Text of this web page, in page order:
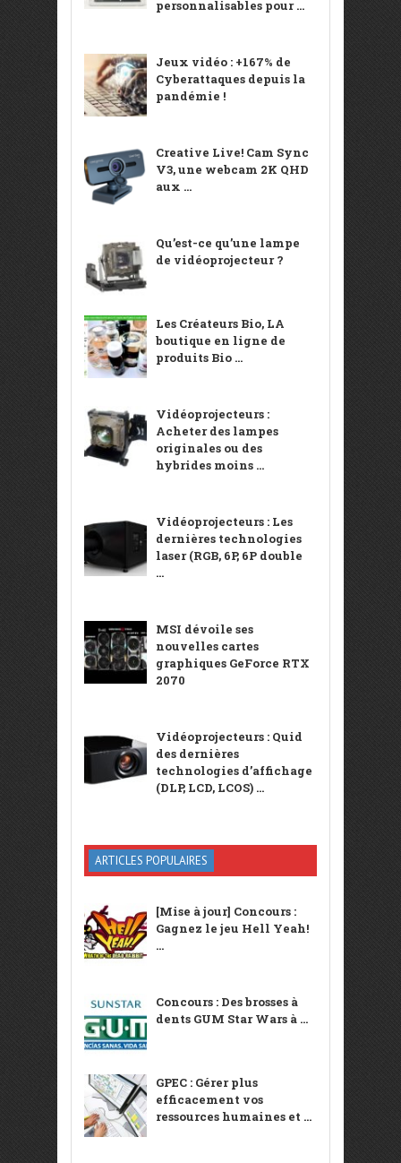
personnalisables pour ...
Jeux vidéo : +167% de
Cyberattaques depuis la
pandémie !
Creative Live! Cam Sync
V3, une webcam 2K QHD
aux ...
Qu’est-ce qu’une lampe
de vidéoprojecteur ?
Les Créateurs Bio, LA
boutique en ligne de
produits Bio ...
Vidéoprojecteurs :
Acheter des lampes
originales ou des
hybrides moins ...
Vidéoprojecteurs : Les
dernières technologies
laser (RGB, 6P, 6P double
...
MSI dévoile ses
nouvelles cartes
graphiques GeForce RTX
2070
Vidéoprojecteurs : Quid
des dernières
technologies d’affichage
(DLP, LCD, LCOS) ...
ARTICLES POPULAIRES
[Mise à jour] Concours :
Gagnez le jeu Hell Yeah!
...
Concours : Des brosses à
dents GUM Star Wars à ...
GPEC : Gérer plus
efficacement vos
ressources humaines et ...